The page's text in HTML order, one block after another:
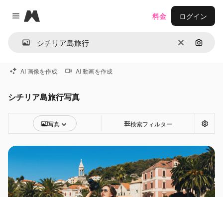
Close menu
Magnific
消去 画像で
料金 ログイン
AI 画像を作成 AI 動画を作成
シチリア島旅行写真
写真 検索フィルター